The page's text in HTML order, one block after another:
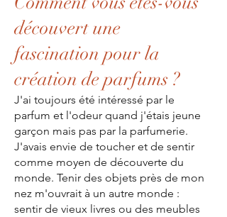
découvert une
fascination pour la
création de parfums ?
J'ai toujours été intéressé par le
parfum et l'odeur quand j'étais jeune
garçon mais pas par la parfumerie.
J'avais envie de toucher et de sentir
comme moyen de découverte du
monde. Tenir des objets près de mon
nez m'ouvrait à un autre monde :
sentir de vieux livres ou des meubles